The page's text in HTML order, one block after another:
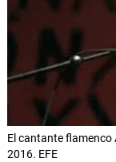
El cantante flamenco
2016. EFE